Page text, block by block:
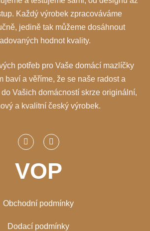
Každý výrobek zpracováváme
jedině tak můžeme dosáhnout
hodnot kvality.
potřeb pro Vaše domácí mazlíčky
baví a věříme, že se naše radost a
Vašich domácností skrze originální,
a kvalitní český výrobek.
VOP
Obchodní podmínky
Dodací podmínky